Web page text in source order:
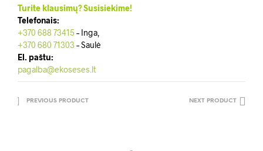
Turite klausimų? Susisiekime!
Telefonais:
+370 688 73415– Inga,
+370 680 71303 – Saulė
El. paštu:
pagalba@ekoseses.lt
PREVIOUS PRODUCT NEXT PRODUCT